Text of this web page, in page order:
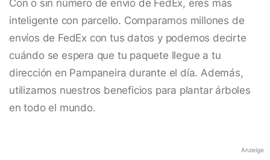
Con o sin número de envío de FedEx, eres más
inteligente con parcello. Comparamos millones de
envíos de FedEx con tus datos y podemos decirte
cuándo se espera que tu paquete llegue a tu
dirección en Pampaneira durante el día. Además,
utilizamos nuestros beneficios para plantar árboles
en todo el mundo.
Anzeige